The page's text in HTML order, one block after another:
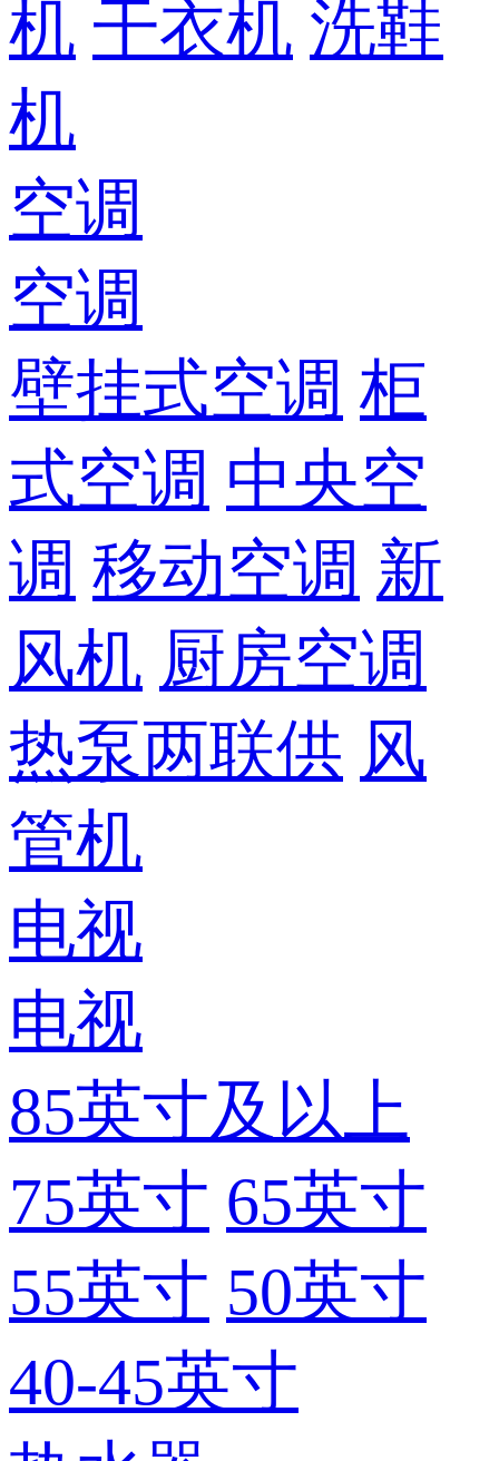
机 干衣机 洗鞋
机
空调
空调
壁挂式空调 柜
式空调 中央空
调 移动空调 新
风机 厨房空调
热泵两联供 风
管机
电视
电视
85英寸及以上
75英寸 65英寸
55英寸 50英寸
40-45英寸